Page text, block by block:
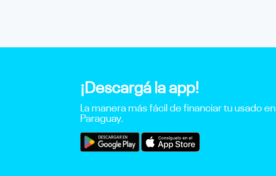
¡Descargá la app!
La manera más fácil de financiar tu usado en
Paraguay.